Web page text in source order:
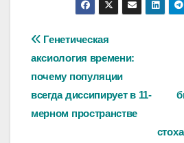
Навигация
по
записям
Генетическая
аксиология времени:
почему популяции
всегда диссипирует в 11-
мерном пространстве